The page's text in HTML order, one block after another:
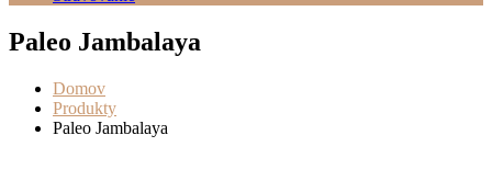
Paleo Jambalaya
Domov
Produkty
Paleo Jambalaya